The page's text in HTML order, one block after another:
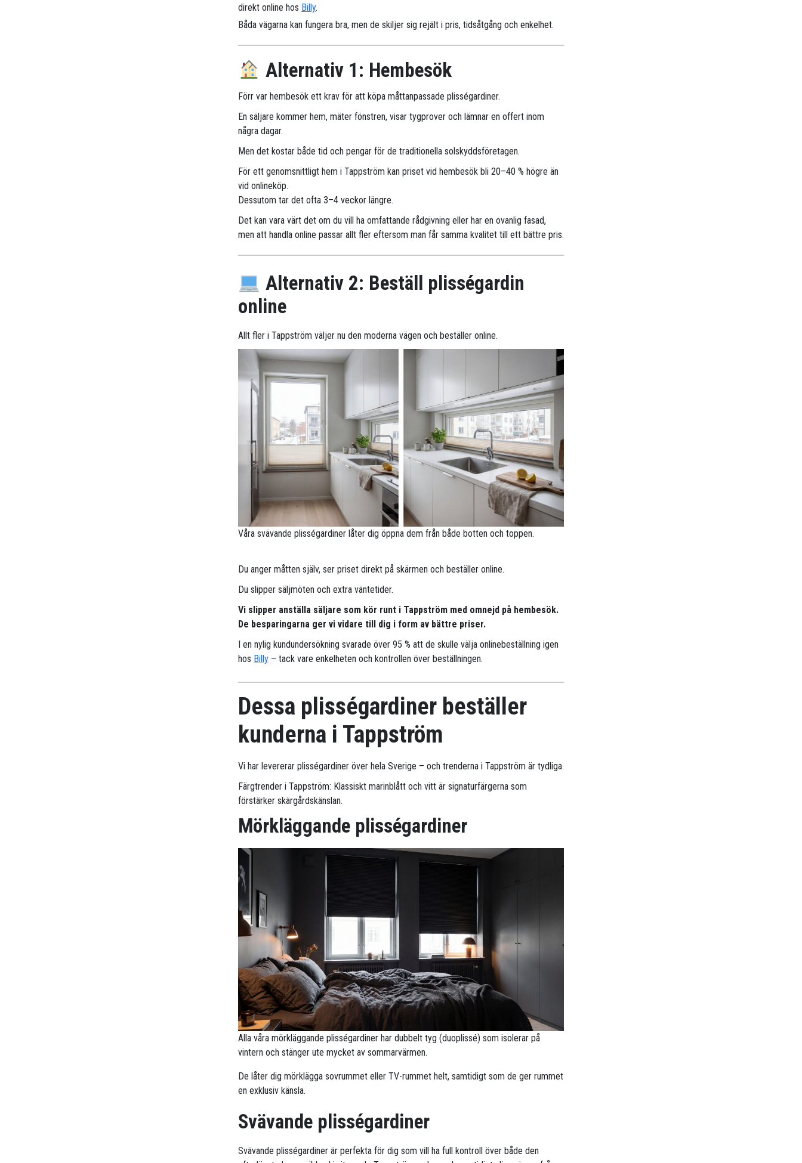
direkt online hos Billy.
Båda vägarna kan fungera bra, men de skiljer sig rejält i pris, tidsåtgång och enkelhet.
Alternativ 1: Hembesök
Förr var hembesök ett krav för att köpa måttanpassade plisségardiner.
En säljare kommer hem, mäter fönstren, visar tygprover och lämnar en offert inom
några dagar.
Men det kostar både tid och pengar för de traditionella solskyddsföretagen.
För ett genomsnittligt hem i Tappström kan priset vid hembesök bli 20–40 % högre än
vid onlineköp.
Dessutom tar det ofta 3–4 veckor längre.
Det kan vara värt det om du vill ha omfattande rådgivning eller har en ovanlig fasad,
men att handla online passar allt fler eftersom man får samma kvalitet till ett bättre pris.
Alternativ 2: Beställ plisségardin
online
Allt fler i Tappström väljer nu den moderna vägen och beställer online.
Våra svävande plisségardiner låter dig öppna dem från både botten och toppen.
Du anger måtten själv, ser priset direkt på skärmen och beställer online.
Du slipper säljmöten och extra väntetider.
Vi slipper anställa säljare som kör runt i Tappström med omnejd på hembesök.
De besparingarna ger vi vidare till dig i form av bättre priser.
I en nylig kundundersökning svarade över 95 % att de skulle välja onlinebeställning igen
hos Billy – tack vare enkelheten och kontrollen över beställningen.
Dessa plisségardiner beställer
kunderna i Tappström
Vi har levererar plisségardiner över hela Sverige – och trenderna i Tappström är tydliga.
Färgtrender i Tappström: Klassiskt marinblått och vitt är signaturfärgerna som
förstärker skärgårdskänslan.
Mörkläggande plisségardiner
Alla våra mörkläggande plisségardiner har dubbelt tyg (duoplissé) som isolerar på
vintern och stänger ute mycket av sommarvärmen.
De låter dig mörklägga sovrummet eller TV-rummet helt, samtidigt som de ger rummet
en exklusiv känsla.
Svävande plisségardiner
Svävande plisségardiner är perfekta för dig som vill ha full kontroll över både den